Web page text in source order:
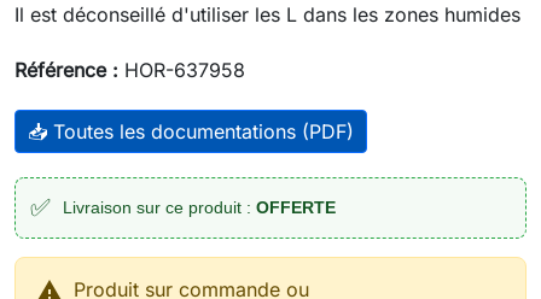
Il est déconseillé d'utiliser les L dans les zones humides
Référence : HOR-637958
📥 Toutes les documentations (PDF)
✅ Livraison sur ce produit : OFFERTE
 Produit sur commande ou